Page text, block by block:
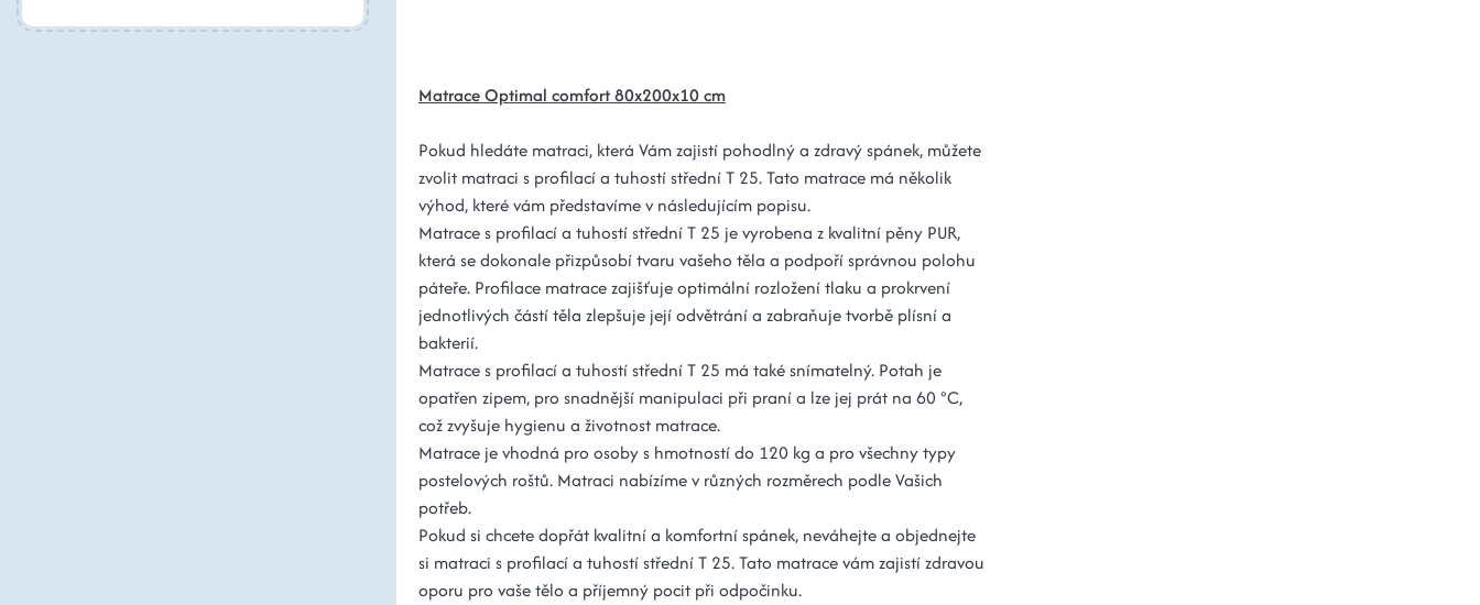
Matrace Optimal comfort 80x200x10 cm
Pokud hledáte matraci, která Vám zajistí pohodlný a zdravý spánek, můžete
zvolit matraci s profilací a tuhostí střední T 25. Tato matrace má několik
výhod, které vám představíme v následujícím popisu.
Matrace s profilací a tuhostí střední T 25 je vyrobena z kvalitní pěny PUR,
která se dokonale přizpůsobí tvaru vašeho těla a podpoří správnou polohu
páteře. Profilace matrace zajišťuje optimální rozložení tlaku a prokrvení
jednotlivých částí těla zlepšuje její odvětrání a zabraňuje tvorbě plísní a
bakterií.
Matrace s profilací a tuhostí střední T 25 má také snímatelný. Potah je
opatřen zipem, pro snadnější manipulaci při praní a lze jej prát na 60 °C,
což zvyšuje hygienu a životnost matrace.
Matrace je vhodná pro osoby s hmotností do 120 kg a pro všechny typy
postelových roštů. Matraci nabízíme v různých rozměrech podle Vašich
potřeb.
Pokud si chcete dopřát kvalitní a komfortní spánek, neváhejte a objednejte
si matraci s profilací a tuhostí střední T 25. Tato matrace vám zajistí zdravou
oporu pro vaše tělo a příjemný pocit při odpočinku.